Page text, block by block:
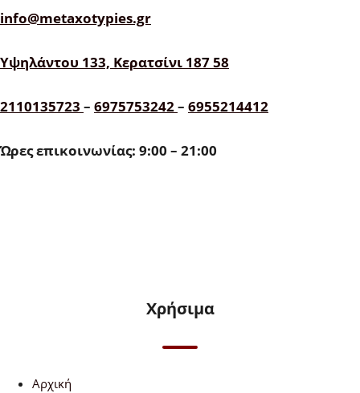
info@metaxotypies.gr
Υψηλάντου 133, Κερατσίνι 187 58
2110135723 – 6975753242– 6955214412
Ώρες επικοινωνίας: 9:00 – 21:00
Χρήσιμα
Αρχική